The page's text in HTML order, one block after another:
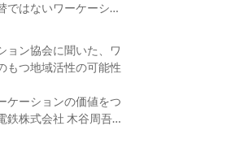
ではないワーケーショ
ョン協会に聞いた、ワ
もつ地域活性の可能性
ケーションの価値をつ
鉄株式会社 木谷周吾さ